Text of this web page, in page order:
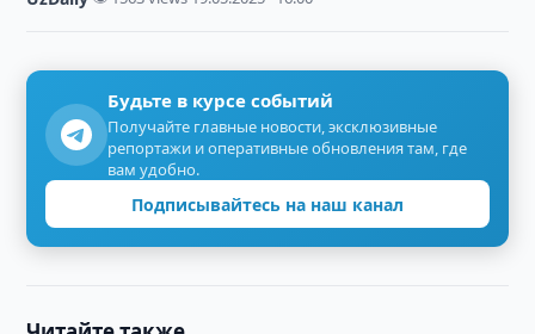
Будьте в курсе событий
Получайте главные новости, эксклюзивные
репортажи и оперативные обновления там, где
вам удобно.
Подписывайтесь на наш канал